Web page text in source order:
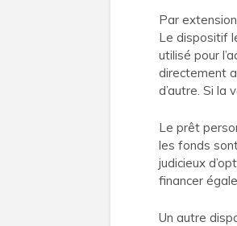
Par
Le dispositif
utilisé pour
directement
d’autre. Si la
Le prêt
les fonds
judicieux
financer
Un autre